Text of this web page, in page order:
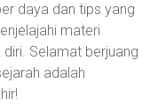
daya dan tips yang
materi
Selamat berjuang
adalah